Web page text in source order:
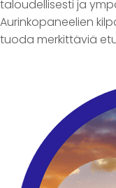
taloudellisesti ja
Aurinkopaneelien
tuoda merkittäviä